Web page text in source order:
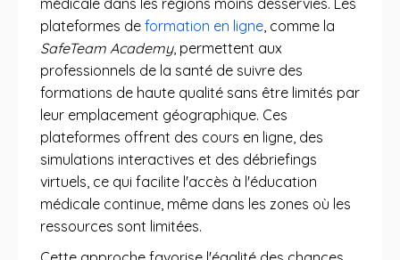
plateformes de formation en ligne , comme la
SafeTeam Academy, permettent aux
professionnels de la santé de suivre des
formations de haute qualité sans être limités par
leur emplacement géographique. Ces
plateformes offrent des cours en ligne, des
simulations interactives et des débriefings
virtuels, ce qui facilite l'accès à l'éducation
médicale continue, même dans les zones où les
ressources sont limitées.